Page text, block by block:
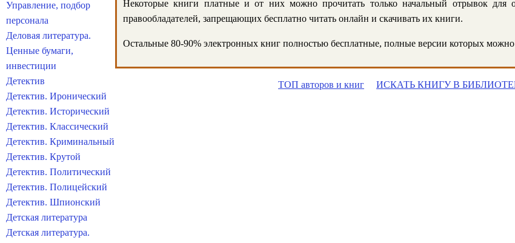
Некоторые книги платные и от них можно прочитать только начальный отрывок для
правообладателей, запрещающих бесплатно читать онлайн и скачивать их книги.
Остальные 80-90% электронных книг полностью бесплатные, полные версии которых можно
ТОП авторов и книг ИСКАТЬ КНИГУ В
Управление, подбор
персонала
Деловая литература.
Ценные бумаги,
инвестиции
Детектив
Детектив. Иронический
Детектив. Исторический
Детектив. Классический
Детектив. Криминальный
Детектив. Крутой
Детектив. Политический
Детектив. Полицейский
Детектив. Шпионский
Детская литература
Детская литература.